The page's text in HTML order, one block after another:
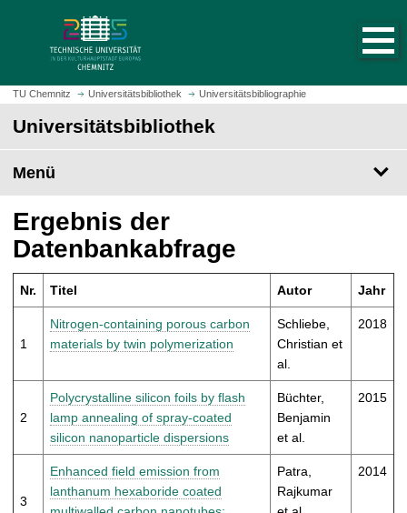
z
m
t
e
i
t
u
f
u
f
n
TU Chemnitz Universitätsbibliothek Universitätsbibliographie
Universitätsbibliothek
Menü
Ergebnis der
Datenbankabfrage
Nr. Titel Autor Jahr
1
Nitrogen-containing porous carbon
materials by twin polymerization
Schliebe,
Christian et
al.
2018
2
Polycrystalline silicon foils by flash
lamp annealing of spray-coated
silicon nanoparticle dispersions
Büchter,
Benjamin
et al.
2015
3
Enhanced field emission from
lanthanum hexaboride coated
Patra,
Rajkumar
2014